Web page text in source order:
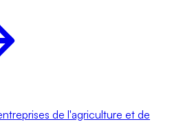
de l'agriculture et de